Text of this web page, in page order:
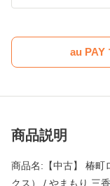
au PAY
商品説明
商品名:【中古】 椿町
クス） / やまもり 三